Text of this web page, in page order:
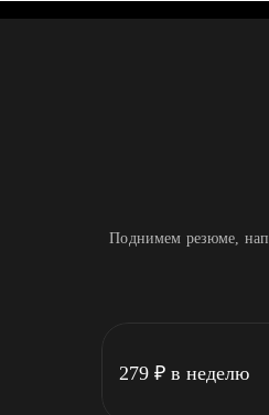
Поднимем резюме,
279 ₽ в неделю